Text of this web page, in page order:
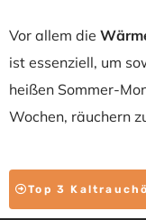
Vor allem die
ist essenziell, um
heißen Sommer-
Wochen, räuchern
Top 3